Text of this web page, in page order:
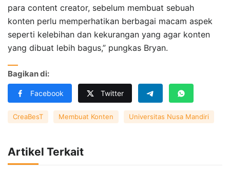
para content creator, sebelum membuat sebuah
konten perlu memperhatikan berbagai macam aspek
seperti kelebihan dan kekurangan yang agar konten
yang dibuat lebih bagus,” pungkas Bryan.
Bagikan di:
Facebook Twitter
CreaBesT Membuat Konten Universitas Nusa Mandiri
Artikel Terkait